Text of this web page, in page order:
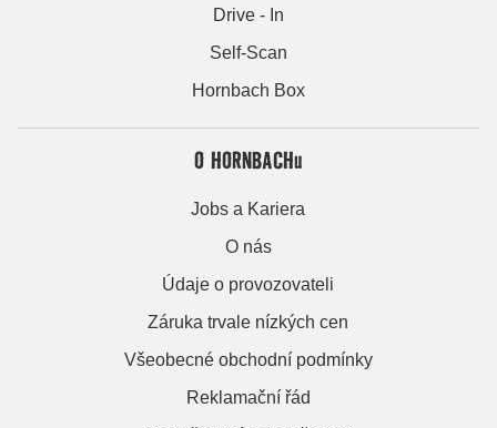
Drive - In
Self-Scan
Hornbach Box
O HORNBACHu
Jobs a Kariera
O nás
Údaje o provozovateli
Záruka trvale nízkých cen
Všeobecné obchodní podmínky
Reklamační řád